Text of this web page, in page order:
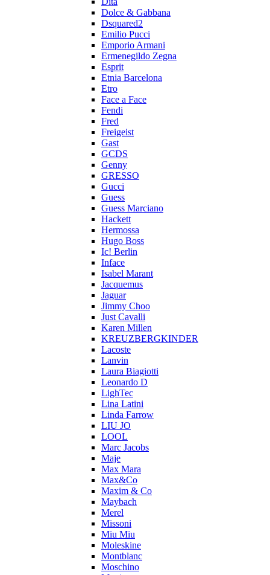
Dolce & Gabbana
Dsquared2
Emilio Pucci
Emporio Armani
Ermenegildo Zegna
Esprit
Etnia Barcelona
Etro
Face a Face
Fendi
Fred
Freigeist
Gast
GCDS
Genny
GRESSO
Gucci
Guess
Guess Marciano
Hackett
Hermossa
Hugo Boss
Ic! Berlin
Inface
Isabel Marant
Jacquemus
Jaguar
Jimmy Choo
Just Cavalli
Karen Millen
KREUZBERGKINDER
Lacoste
Lanvin
Laura Biagiotti
Leonardo D
LighTec
Lina Latini
Linda Farrow
LIU JO
LOOL
Marc Jacobs
Maje
Max Mara
Max&Co
Maxim & Co
Maybach
Merel
Missoni
Miu Miu
Moleskine
Montblanc
Moschino